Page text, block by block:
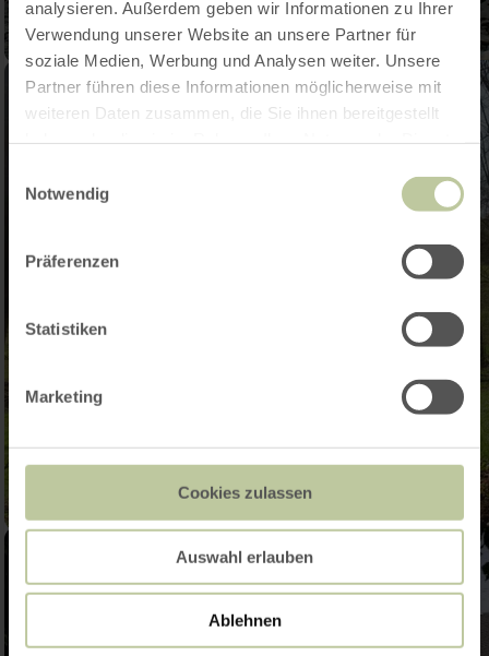
analysieren. Außerdem geben wir Informationen zu Ihrer
Verwendung unserer Website an unsere Partner für
soziale Medien, Werbung und Analysen weiter. Unsere
Partner führen diese Informationen möglicherweise mit
weiteren Daten zusammen, die Sie ihnen bereitgestellt
Notwendig
Präferenzen
Statistiken
Marketing
Cookies zulassen
Auswahl erlauben
Ablehnen